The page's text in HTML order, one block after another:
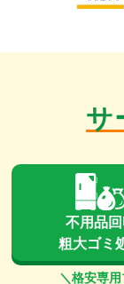
サ
不用品
粗大ゴミ